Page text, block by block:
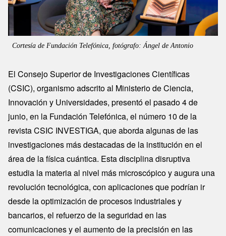
Cortesía de Fundación Telefónica, fotógrafo: Ángel de Antonio
El Consejo Superior de Investigaciones Científicas
(CSIC), organismo adscrito al Ministerio de Ciencia,
Innovación y Universidades, presentó el pasado 4 de
junio, en la Fundación Telefónica, el número 10 de la
revista CSIC INVESTIGA, que aborda algunas de las
investigaciones más destacadas de la institución en el
área de la física cuántica. Esta disciplina disruptiva
estudia la materia al nivel más microscópico y augura una
revolución tecnológica, con aplicaciones que podrían ir
desde la optimización de procesos industriales y
bancarios, el refuerzo de la seguridad en las
comunicaciones y el aumento de la precisión en las